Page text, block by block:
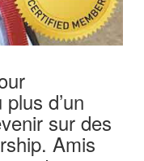
d’un
sur des
Amis